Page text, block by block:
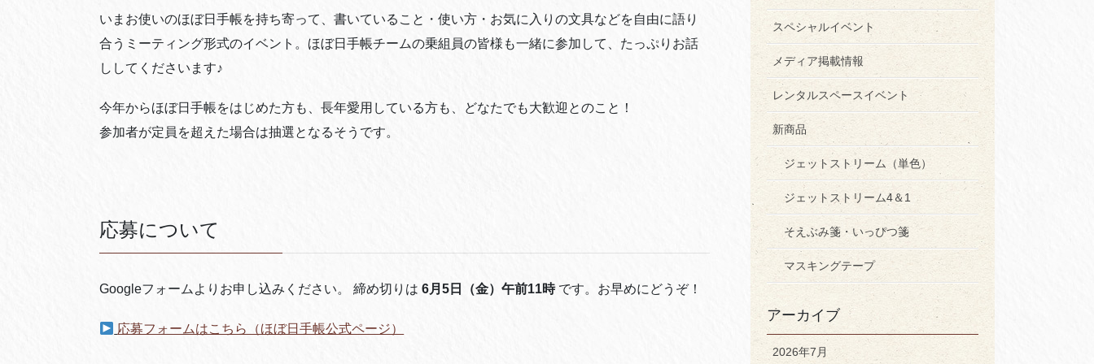
いまお使いのほぼ日手帳を持ち寄って、書いていること・使い方・お気に入りの文具などを自由に語り
合うミーティング形式のイベント。ほぼ日手帳チームの乗組員の皆様も一緒に参加して、たっぷりお話
ししてくださいます♪
今年からほぼ日手帳をはじめた方も、長年愛用している方も、どなたでも大歓迎とのこと！
参加者が定員を超えた場合は抽選となるそうです。
応募について
Googleフォームよりお申し込みください。 締め切りは 6月5日（金）午前11時です。お早めにどうぞ！
応募フォームはこちら（ほぼ日手帳公式ページ）
スペシャルイベント
メディア掲載情報
レンタルスペースイベント
新商品
ジェットストリーム（単色）
ジェットストリーム4＆1
そえぶみ箋・いっぴつ箋
マスキングテープ
アーカイブ
2026年7月